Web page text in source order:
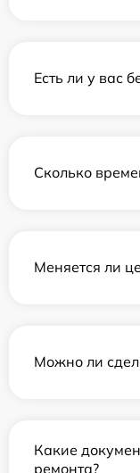
Есть ли у вас
Сколько
Меняется ли
Можно ли
Какие
ремонта?